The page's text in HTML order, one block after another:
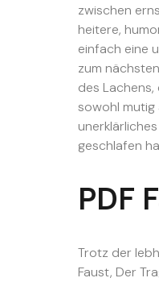
zwischen
heitere,
einfach eine
zum
des
sowohl mutig
geschlafen
PDF
Trotz der
Faust, Der